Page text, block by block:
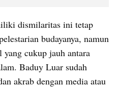
dismilaritas ini tetap
budayanya, namun
yang cukup jauh antara
Baduy Luar sudah
akrab dengan media atau